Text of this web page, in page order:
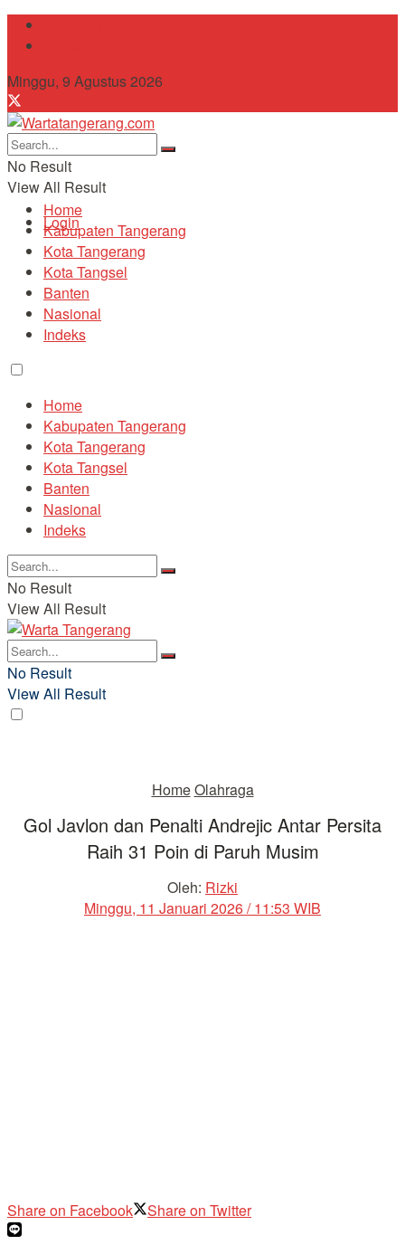
Minggu, 9 Agustus 2026
No Result
View All Result
Login
Home
Kabupaten Tangerang
Kota Tangerang
Kota Tangsel
Banten
Nasional
Indeks
Home
Kabupaten Tangerang
Kota Tangerang
Kota Tangsel
Banten
Nasional
Indeks
No Result
View All Result
No Result
View All Result
HomeOlahraga
Gol Javlon dan Penalti Andrejic Antar Persita
Raih 31 Poin di Paruh Musim
Oleh: Rizki
Minggu, 11 Januari 2026 / 11:53 WIB
Share on Facebook Share on Twitter